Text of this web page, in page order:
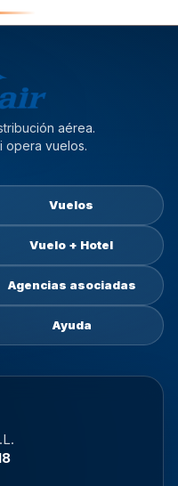
aérea.
opera vuelos.
Vuelos
Vuelo + Hotel
Agencias asociadas
Ayuda